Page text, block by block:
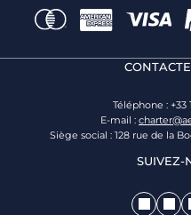
Téléphone : +33
E-mail :
Siège social : 128 rue de la
SUIVEZ-